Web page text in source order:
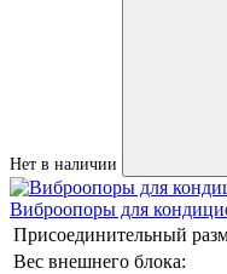
Нет в наличии
Виброопоры для
Присоединительный
Вес внешнего блока: